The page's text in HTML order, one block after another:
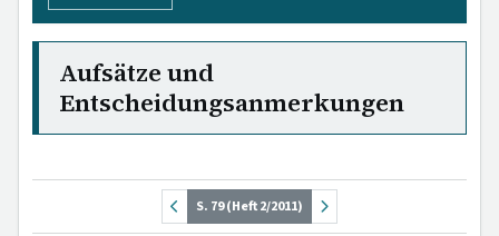
Aufsätze und
Entscheidungsanmerkungen
S. 79 (Heft 2/2011)